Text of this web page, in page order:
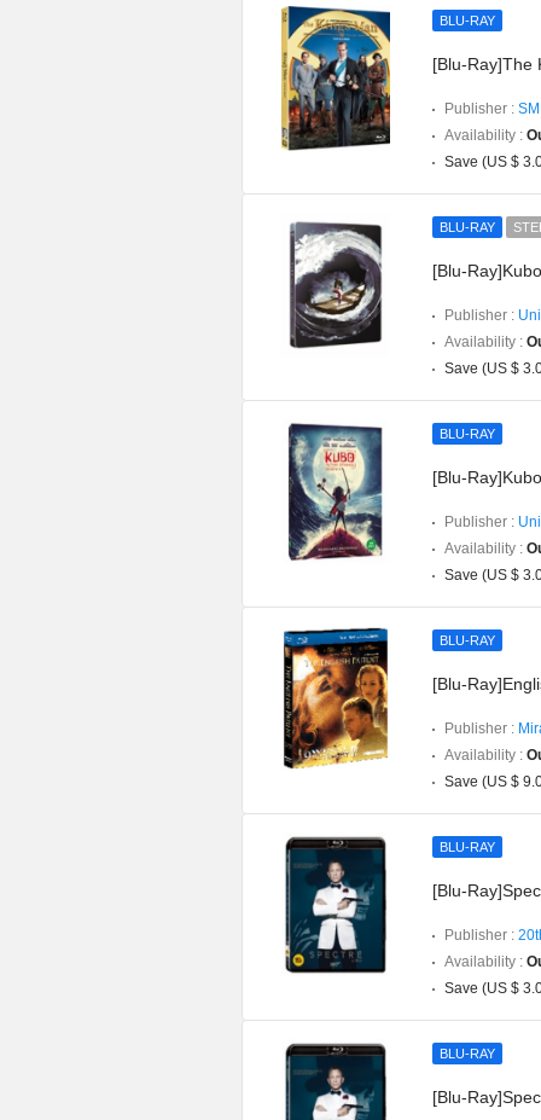
BLU-RAY
[Blu-Ray]The
Publisher :
Availability :
Save (US $
BLU-RAY
[Blu-
Publisher :
Availability :
Save (US $
BLU-RAY
[Blu-
Publisher :
Availability :
Save (US $
BLU-RAY
[Blu-
Publisher :
Availability :
Save (US $
BLU-RAY
[Blu-
Publisher :
Availability :
Save (US $
BLU-RAY
[Blu-